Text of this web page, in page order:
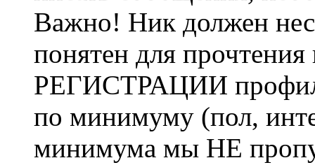
Важно! Ник должен
понятен для
РЕГИСТРАЦИИ профиль
по минимуму (пол,
минимума мы НЕ